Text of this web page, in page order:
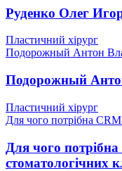
Руденко Олег
Пластичний хірург
Подорожный Антон
Подорожный
Пластичний хірург
Для чого потрібна
Для чого
стоматологічних